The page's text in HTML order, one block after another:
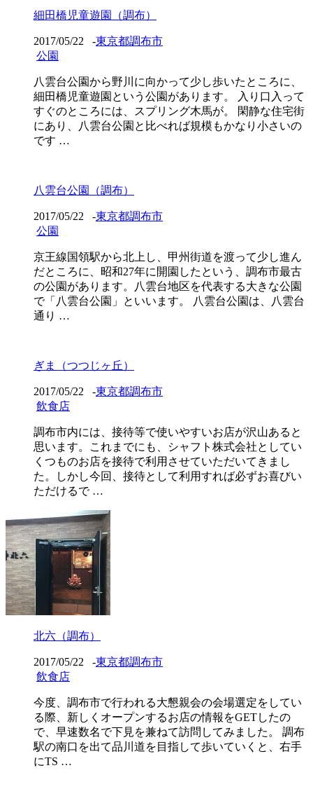
細田橋児童遊園（調布）
2017/05/22 -東京都調布市
公園
八雲台公園から野川に向かって少し歩いたところに、
細田橋児童遊園という公園があります。 入り口入って
すぐのところには、スプリング木馬が。 閑静な住宅街
にあり、八雲台公園と比べれば規模もかなり小さいの
です …
八雲台公園（調布）
2017/05/22 -東京都調布市
公園
京王線国領駅から北上し、甲州街道を渡って少し進ん
だところに、昭和27年に開園したという、調布市最古
の公園があります。八雲台地区を代表する大きな公園
で「八雲台公園」といいます。 八雲台公園は、八雲台
通り …
ぎま（つつじヶ丘）
2017/05/22 -東京都調布市
飲食店
調布市内には、接待等で使いやすいお店が沢山あると
思います。これまでにも、シャフト株式会社としてい
くつものお店を接待で利用させていただいてきまし
た。しかし今回、接待として利用すれば必ずお喜びい
ただけるで …
北六（調布）
2017/05/22 -東京都調布市
飲食店
今度、調布市で行われる大懇親会の会場選定をしてい
る際、新しくオープンするお店の情報をGETしたの
で、早速数名で下見を兼ねて訪問してみました。 調布
駅の南口を出て品川道を目指して歩いていくと、右手
にTS …